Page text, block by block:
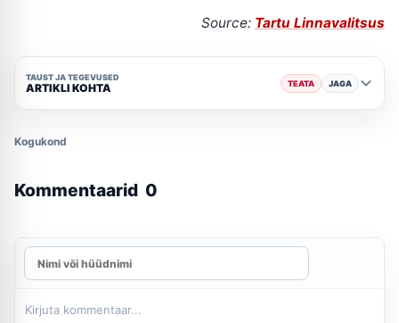
Source: Tartu Linnavalitsus
TAUST JA TEGEVUSED
ARTIKLI KOHTA TEATA JAGA
Kogukond
Kommentaarid 0